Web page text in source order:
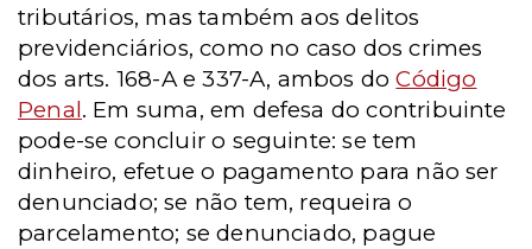
tributários, mas também aos delitos
previdenciários, como no caso dos crimes
dos arts. 168-A e 337-A, ambos doCódigo
Penal. Em suma, em defesa do contribuinte
pode-se concluir o seguinte: se tem
dinheiro, efetue o pagamento para não ser
denunciado; se não tem, requeira o
parcelamento; se denunciado, pague